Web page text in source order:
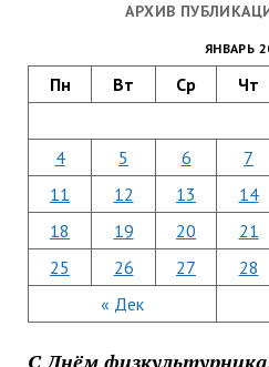
АРХИВ
ЯНВАРЬ
Пн Вт Ср Чт
« Дек
4
5 6 7
11
12 13 14
18
19 20 21
25
26 27 28
С Днём